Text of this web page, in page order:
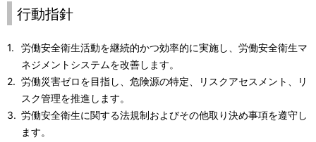
行動指針
労働安全衛生活動を継続的かつ効率的に実施し、労働安全衛生マ
ネジメントシステムを改善します。
労働災害ゼロを目指し、危険源の特定、リスクアセスメント、リ
スク管理を推進します。
労働安全衛生に関する法規制およびその他取り決め事項を遵守し
ます。